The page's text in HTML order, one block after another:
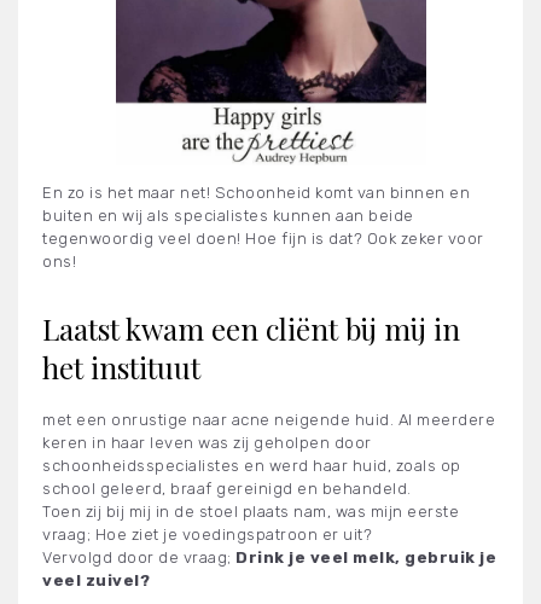
En zo is het maar net! Schoonheid komt van binnen en
buiten en wij als specialistes kunnen aan beide
tegenwoordig veel doen! Hoe fijn is dat? Ook zeker voor
ons!
Laatst kwam een cliënt bij mij in
het instituut
met een onrustige naar acne neigende huid. Al meerdere
keren in haar leven was zij geholpen door
schoonheidsspecialistes en werd haar huid, zoals op
school geleerd, braaf gereinigd en behandeld.
Toen zij bij mij in de stoel plaats nam, was mijn eerste
vraag; Hoe ziet je voedingspatroon er uit?
Vervolgd door de vraag; Drink je veel melk, gebruik je
veel zuivel?